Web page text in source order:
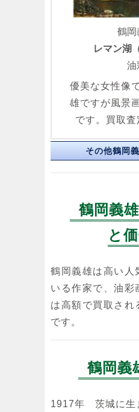
鶴岡
レマン湖
油
優美な女性像
雄ですが風景
です。買取査
その他鶴岡
鶴岡義雄
鶴岡
マドモ
鶴岡義
と
鶴岡義雄は高い人
いる作家で、油彩
は高額で買取され
です。
鶴岡義
1917年 茨城に生